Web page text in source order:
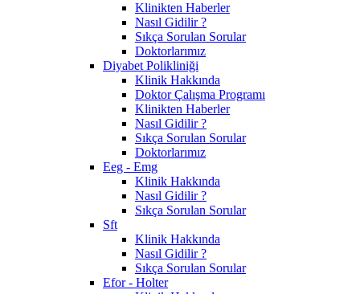
Klinikten Haberler
Nasıl Gidilir ?
Sıkça Sorulan Sorular
Doktorlarımız
Diyabet Polikliniği
Klinik Hakkında
Doktor Çalışma Programı
Klinikten Haberler
Nasıl Gidilir ?
Sıkça Sorulan Sorular
Doktorlarımız
Eeg - Emg
Klinik Hakkında
Nasıl Gidilir ?
Sıkça Sorulan Sorular
Sft
Klinik Hakkında
Nasıl Gidilir ?
Sıkça Sorulan Sorular
Efor - Holter